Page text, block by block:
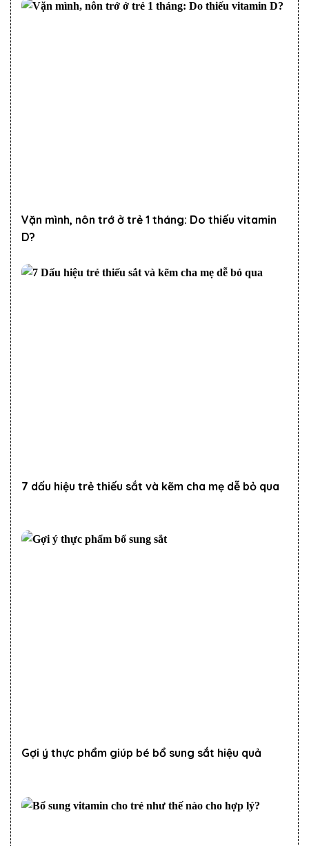
Vặn mình, nôn trớ ở trẻ 1 tháng: Do thiếu vitamin
D?
7 dấu hiệu trẻ thiếu sắt và kẽm cha mẹ dễ bỏ qua
Gợi ý thực phẩm giúp bé bổ sung sắt hiệu quả